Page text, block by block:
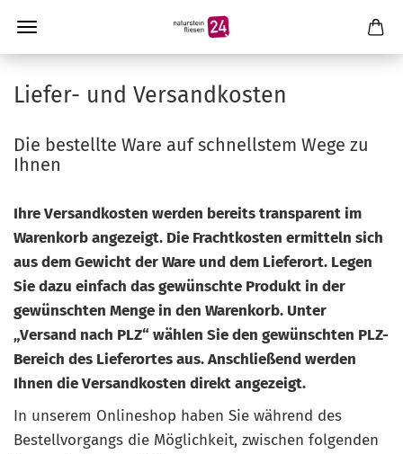
Liefer- und Versandkosten
Die bestellte Ware auf schnellstem Wege zu
Ihnen
Ihre Versandkosten werden bereits transparent im
Warenkorb angezeigt. Die Frachtkosten ermitteln sich
aus dem Gewicht der Ware und dem Lieferort. Legen
Sie dazu einfach das gewünschte Produkt in der
gewünschten Menge in den Warenkorb. Unter
„Versand nach PLZ“ wählen Sie den gewünschten PLZ-
Bereich des Lieferortes aus. Anschließend werden
Ihnen die Versandkosten direkt angezeigt.
In unserem Onlineshop haben Sie während des
Bestellvorgangs die Möglichkeit, zwischen folgenden